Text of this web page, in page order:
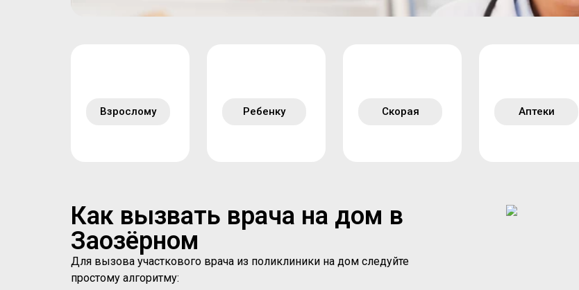
Взрослому Ребенку Скорая Аптеки
Как вызвать врача на дом в
Заозёрном
Для вызова участкового врача из поликлиники на дом следуйте
простому алгоритму: